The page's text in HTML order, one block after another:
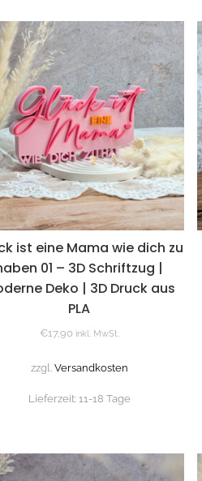
ist eine Mama wie dich zu
01 – 3D Schriftzug |
Deko | 3D Druck aus
PLA
€17,90 inkl. MwSt.
zzgl. Versandkosten
Lieferzeit: 11-18 Tage